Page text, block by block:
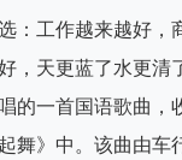
：工作越来越好，
，天更蓝了水更清
的一首国语歌曲，
舞》中。该曲由车